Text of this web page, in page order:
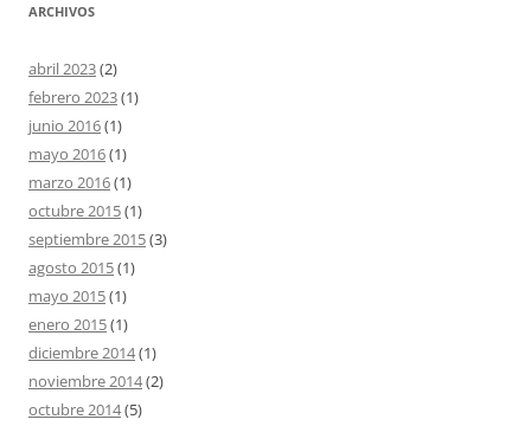
ARCHIVOS
abril 2023(2)
febrero 2023(1)
junio 2016(1)
mayo 2016(1)
marzo 2016(1)
octubre 2015(1)
septiembre 2015(3)
agosto 2015(1)
mayo 2015(1)
enero 2015(1)
diciembre 2014(1)
noviembre 2014(2)
octubre 2014(5)